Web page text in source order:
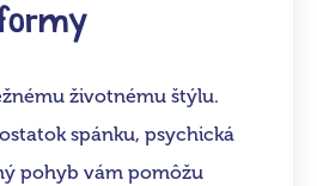
životnému štýlu.
spánku, psychická
pohyb vám pomôžu